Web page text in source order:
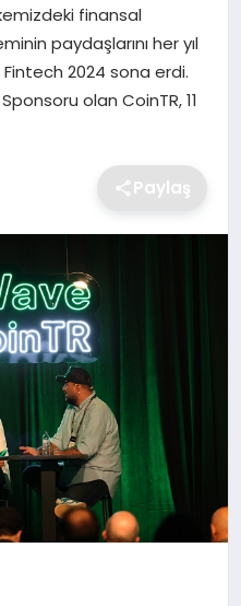
finansal
paydaşlarını her yıl
2024 sona erdi.
olan CoinTR, 11
Paylaş